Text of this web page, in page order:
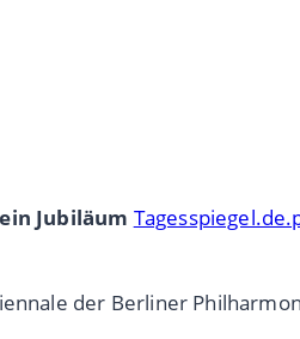
Jubiläum
der Berliner